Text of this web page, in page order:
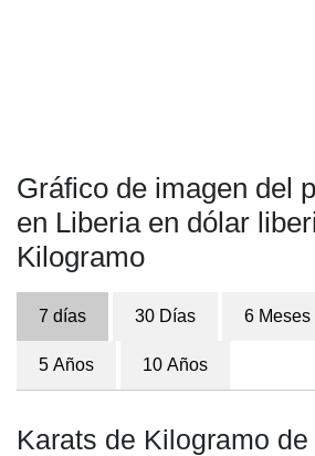
Gráfico de imagen del
en Liberia en dólar
Kilogramo
7 días 30 Días 6 Meses
5 Años 10 Años
Karats de Kilogramo